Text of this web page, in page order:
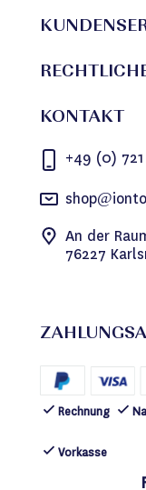
KONTAKT
+49 (0)
An der
76227
Rechnung
Vorkasse